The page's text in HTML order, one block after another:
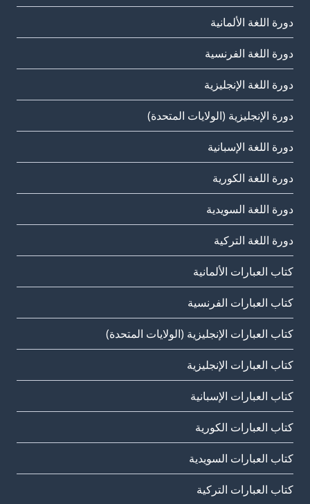
دورة اللغة الألمانية
دورة اللغة الفرنسية
دورة اللغة الإنجليزية
دورة الإنجليزية (الولايات المتحدة)
دورة اللغة الإسبانية
دورة اللغة الكورية
دورة اللغة السويدية
دورة اللغة التركية
كتاب العبارات الألمانية
كتاب العبارات الفرنسية
كتاب العبارات الإنجليزية (الولايات المتحدة)
كتاب العبارات الإنجليزية
كتاب العبارات الإسبانية
كتاب العبارات الكورية
كتاب العبارات السويدية
كتاب العبارات التركية